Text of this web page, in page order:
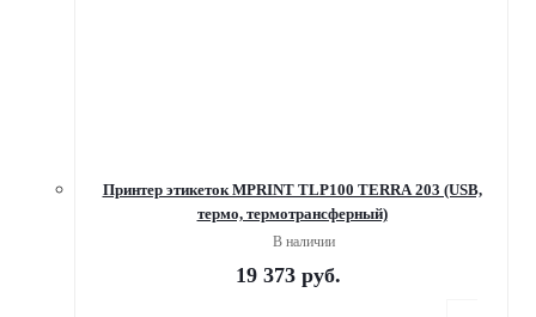
Принтер этикеток MPRINT TLP100 TERRA 203 (USB,
термо, термотрансферный)
В наличии
19 373руб.